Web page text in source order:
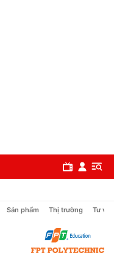
Sản phẩm Thị trường Tư vấn